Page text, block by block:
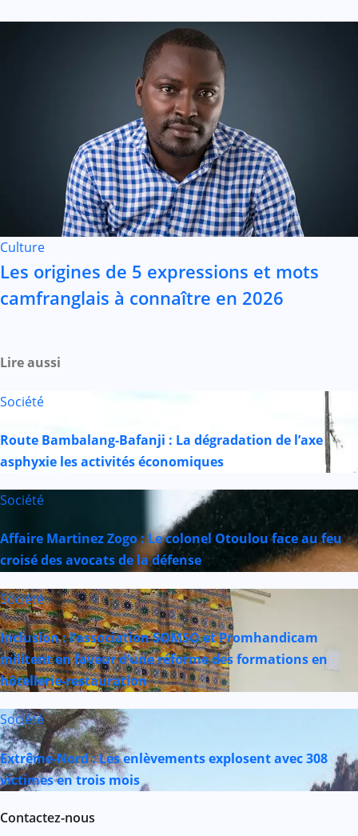
Culture
Les origines de 5 expressions et mots
camfranglais à connaître en 2026
Lire aussi
Société
Route Bambalang-Bafanji : La dégradation de l’axe
asphyxie les activités économiques
Société
Affaire Martinez Zogo : Le colonel Otoulou face au feu
croisé des avocats de la défense
Société
Inclusion : l’association SOMSO et Promhandicam
militent en faveur d’une réforme des formations en
hôtellerie-restauration
Société
Extrême-Nord : Les enlèvements explosent avec 308
victimes en trois mois
Contactez-nous